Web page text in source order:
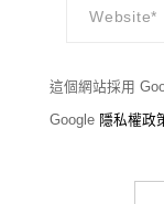
這個網站採用
Google 隱私權政